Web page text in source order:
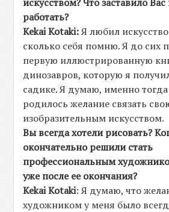
работать?
Kekai Kotaki:Я любил
сколько себя помню. Я до сих
первую иллюстрированную
динозавров, которую я
садике. Я думаю, именно
родилось желание связать
изобразительным искусством.
Вы всегда хотели рисовать?
окончательно решили стать
профессиональным
уже после ее окончания?
Kekai Kotaki: Я думаю, что
художником у меня было